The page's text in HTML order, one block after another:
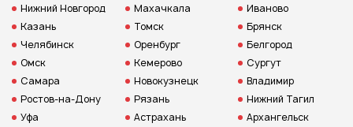
Нижний Новгород
Казань
Челябинск
Омск
Самара
Ростов-на-Дону
Уфа
Махачкала
Томск
Оренбург
Кемерово
Новокузнецк
Рязань
Астрахань
Иваново
Брянск
Белгород
Сургут
Владимир
Нижний Тагил
Архангельск